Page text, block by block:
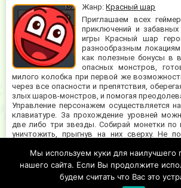
Жанр:Красный шар
Приглашаем всех
приключений и
игры Красный шар
разнообразным
как полезные бонусы в
опасных монстров,
милого колобка при первой же
через все опасности и препятствия,
злых шаров-монстров, и помогая
Управление персонажем осуществляется
клавиатуре. За прохождение уровней
две либо три звезды. Собирай монетки по
уничтожить, прыгнув на них сверху. Не
шкала здоровья, сумма монет и
награда. Впереди тебя ждёт много
Мы используем куки для наилучшего
нашего сайта. Если Вы продолжите
будем считать что Вас это